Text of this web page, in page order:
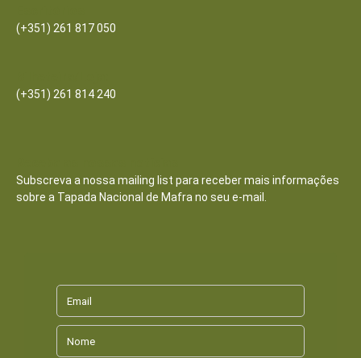
(+351) 261 817 050
(+351) 261 814 240
Subscreva a nossa mailing list para receber mais informações
sobre a Tapada Nacional de Mafra no seu e-mail.